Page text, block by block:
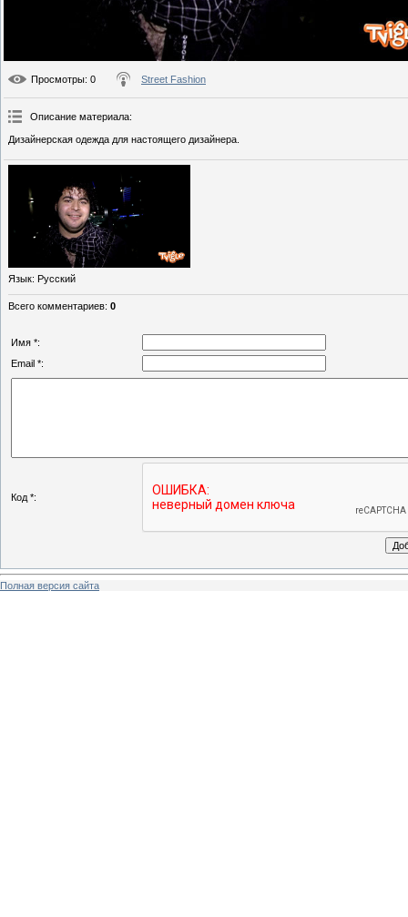
Просмотры: 0 Street Fashion
Описание материала:
Дизайнерская одежда для настоящего дизайнера.
Язык: Русский
Всего комментариев: 0
Имя *:
Email *:
Код *:
Полная версия сайта